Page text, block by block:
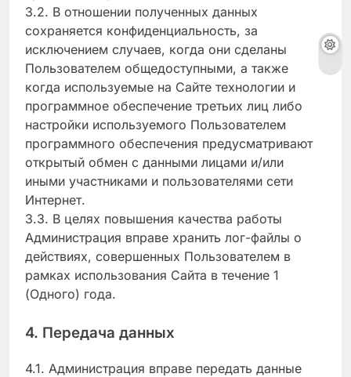
3.2. В отношении полученных данных
сохраняется конфиденциальность, за
исключением случаев, когда они сделаны
Пользователем общедоступными, а также
когда используемые на Сайте технологии и
программное обеспечение третьих лиц либо
настройки используемого Пользователем
программного обеспечения предусматривают
открытый обмен с данными лицами и/или
иными участниками и пользователями сети
Интернет.
3.3. В целях повышения качества работы
Администрация вправе хранить лог-файлы о
действиях, совершенных Пользователем в
рамках использования Сайта в течение 1
(Одного) года.
4. Передача данных
4.1. Администрация вправе передать данные